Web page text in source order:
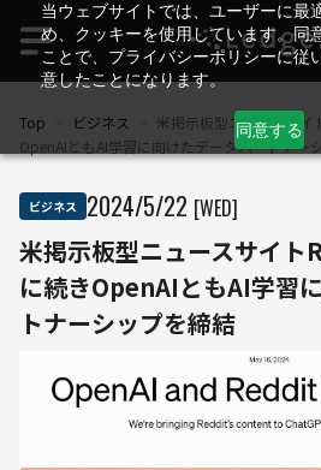
当ウェブサイトでは、ユーザーに最
め、クッキーを使用しています。同
ことで、プライバシーポリシーに従
意したことになります。
同意する
Top ビジネス
米掲示板型ニュースサ
OpenAIともAI学習に向けたデータパートナー
ビジネス 2024/5/22 [WED]
米掲示板型ニュースサイ
に続きOpenAIともAI学習
トナーシップを締結